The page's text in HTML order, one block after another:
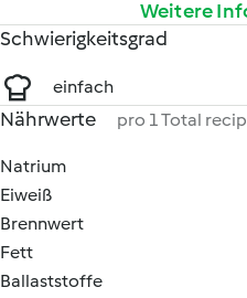
Weitere
Schwierigkeitsgrad
einfach
Nährwerte pro 1 Total
Natrium
Eiweiß
Brennwert
Fett
Ballaststoffe